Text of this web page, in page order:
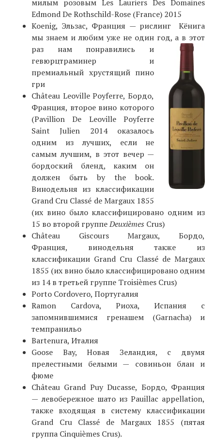
милым розовым Les Lauriers Des Domaines
Edmond De Rothschild-Rose (France) 2015
Koenig, Эльзас, Франция — рислинг Кёнига
мы знаем и любим уже не один год, а в этот
раз нам понравились и
гевюрцтраминер и
премиальный хрустящий пино
гри
Château Leoville Poyferre, Бордо,
Франция, второе вино которого
(Pavillion De Leoville Poyferre
Saint Julien 2014 оказалось
одним из лучших, если не
самым лучшим, в этот вечер —
бордоский бленд, каким он
должен быть by the book.
Винодельня из классификации
Grand Cru Classé de Margaux 1855
(их вино было классифицировано одним из
15 во второй группеDeuxièmes Crus)
Château Giscours Margaux, Бордо,
Франция, винодельня также из
классификации Grand Cru Classé de Margaux
1855 (их вино было классифицировано одним
из 14 в третьей группе Troisièmes Crus)
Porto Cordovero, Португалия
Ramon Cardova, Риоха, Испания с
запомнившимися гренашем (Garnacha) и
темпранильо
Bartenura, Италия
Goose Bay, Новая Зеландия, с двумя
прелестными белыми — совиньон блан и
фюме
Château Grand Puy Ducasse, Бордо, Франция
— левобережное шато из Pauillac appellation,
также входящая в систему классификации
Grand Cru Classé de Margaux 1855 (пятая
группа Cinquièmes Crus).